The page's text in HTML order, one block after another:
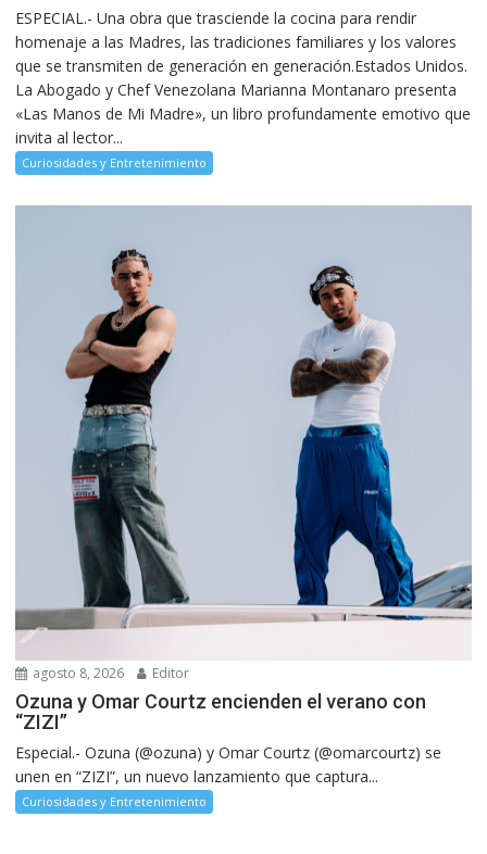
ESPECIAL.- Una obra que trasciende la cocina para rendir
homenaje a las Madres, las tradiciones familiares y los valores
que se transmiten de generación en generación.Estados Unidos.
La Abogado y Chef Venezolana Marianna Montanaro presenta
«Las Manos de Mi Madre», un libro profundamente emotivo que
invita al lector...
Curiosidades y Entretenimiento
agosto 8, 2026 Editor
Ozuna y Omar Courtz encienden el verano con
“ZIZI”
Especial.- Ozuna (@ozuna) y Omar Courtz (@omarcourtz) se
unen en “ZIZI”, un nuevo lanzamiento que captura...
Curiosidades y Entretenimiento